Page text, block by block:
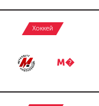
Хоккей
М�